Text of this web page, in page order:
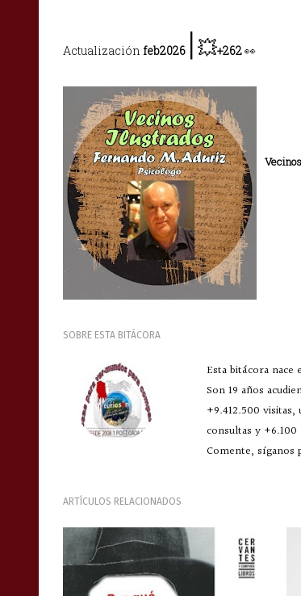
Actualización feb2026 |💥+262👀
SOBRE ESTA BITÁCORA
Esta bitácora
Son 19 años
+9.412.500
consultas y
Comente, síganos
ARTÍCULOS RELACIONADOS